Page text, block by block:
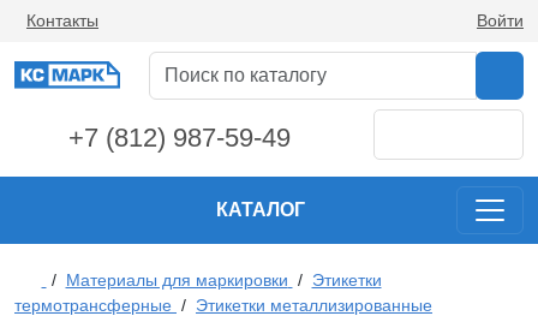
Контакты Войти
+7 (812) 987-59-49
КАТАЛОГ
/ Материалы для маркировки / Этикетки
термотрансферные / Этикетки металлизированные